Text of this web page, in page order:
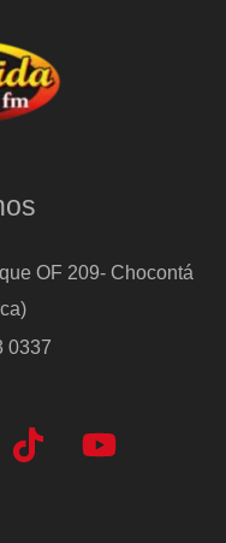
OF 209- Chocontá
0337